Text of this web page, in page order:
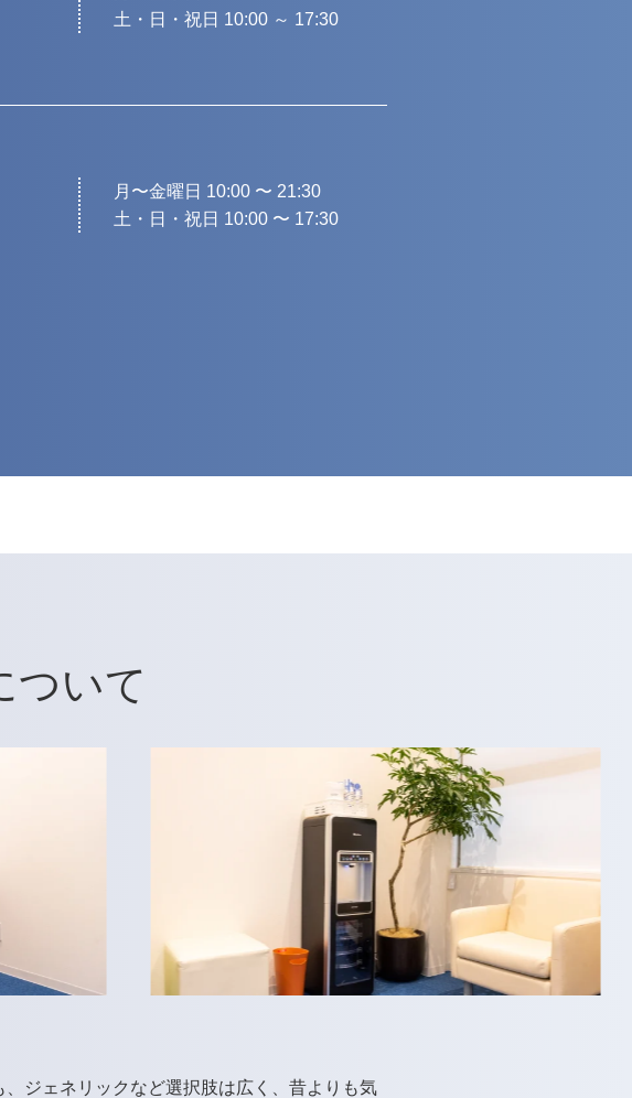
土・日・祝日 10:00 ～ 17:30
月〜金曜日 10:00 〜 21:30
土・日・祝日 10:00 〜 17:30
ついて
ジェネリックなど選択肢は広く、昔よりも気